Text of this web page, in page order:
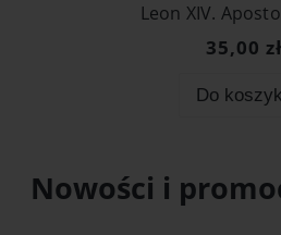
Leon XIV.
35,00 zł
Do
Nowości i